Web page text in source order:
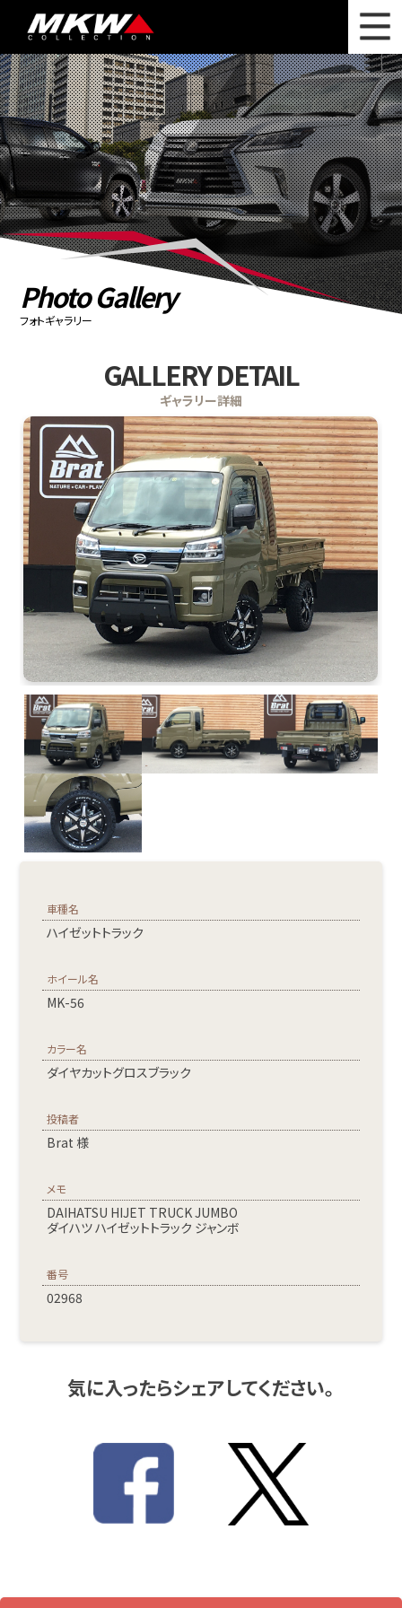
WHAT'S NEW ニュース
WHEEL LINEUP ホイールラインナップ
OTHER PRODUCT 関連製品
PHOTO GALLERY フォトギャラリー
カタログ請求
PRIVACY POLICY 個人情報保護方針
Photo Gallery
フォトギャラリー
GALLERY DETAIL
ギャラリー詳細
車種名
ハイゼットトラック
ホイール名
MK-56
カラー名
ダイヤカットグロスブラック
投稿者
Brat 様
メモ
DAIHATSU HIJET TRUCK JUMBO
ダイハツ ハイゼットトラック ジャンボ
番号
02968
気に入ったらシェアしてください。